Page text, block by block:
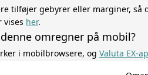
tilføjer gebyrer eller marginer, så
vises her.
omregner på mobil?
i mobilbrowsere, og Valuta EX-